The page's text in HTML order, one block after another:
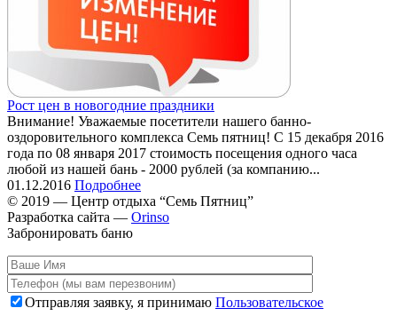
Рост цен в новогодние праздники
Внимание! Уважаемые посетители нашего банно-
оздоровительного комплекса Семь пятниц! С 15 декабря 2016
года по 08 января 2017 стоимость посещения одного часа
любой из нашей бань - 2000 рублей (за компанию...
01.12.2016 Подробнее
© 2019 — Центр отдыха “Семь Пятниц”
Разработка сайта — Orinso
Забронировать баню
Отправляя заявку, я принимаю Пользовательское